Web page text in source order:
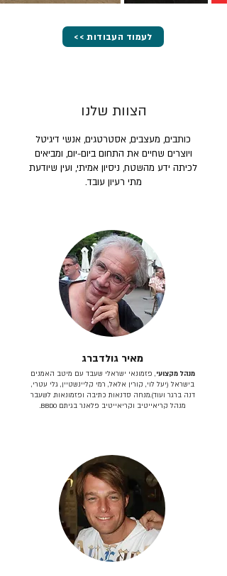
<< לעמוד העבודות
הצוות שלנו
כותבים, מעצבים, אסטרטגים, אנשי דיגיטל
ויוצרים שחיים את התחום ביום-יום, ומביאים
לכיתה ידע מהשטח, ניסיון אמיתי, ועין שיודעת
מתי רעיון עובד.
מאיר גולדברג
מנהל מקצועי, פזמונאי ישראלי שעבד עם מיטב האמנים
בישראל (יעל לוי, קורין אלאל, רמי קליינשטיין, גלי עטרי,
דנה ברגר ועוד).מנחה סדנאות כתיבה ופזמונאות. לשעבר
מנהל קריאייטיב וקריאייטיב פלאנר בגיתם BBDO.